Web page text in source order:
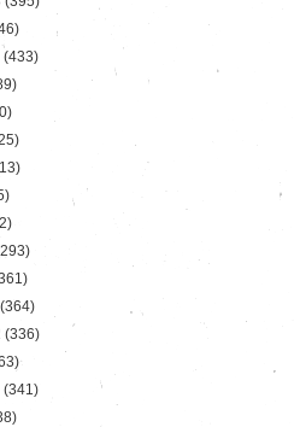
(433)
(364)
(336)
(341)